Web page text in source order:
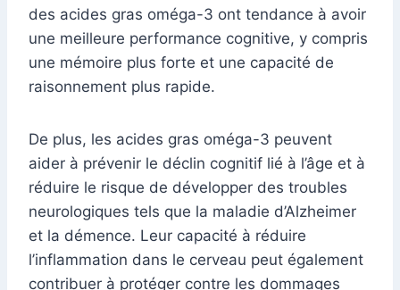
des acides gras oméga-3 ont tendance à avoir
une meilleure performance cognitive, y compris
une mémoire plus forte et une capacité de
raisonnement plus rapide.
De plus, les acides gras oméga-3 peuvent
aider à prévenir le déclin cognitif lié à l’âge et à
réduire le risque de développer des troubles
neurologiques tels que la maladie d’Alzheimer
et la démence. Leur capacité à réduire
l’inflammation dans le cerveau peut également
contribuer à protéger contre les dommages